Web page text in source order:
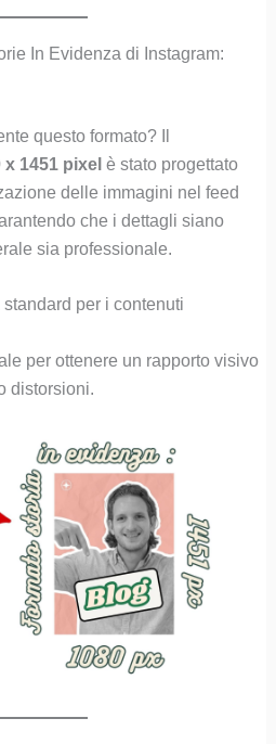
In Evidenza di Instagram:
questo formato? Il
x 1451 pixel è stato progettato
delle immagini nel feed
che i dettagli siano
sia professionale.
per i contenuti
per ottenere un rapporto visivo
distorsioni.